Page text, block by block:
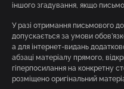
іншого згадування, якщо
У разі отримання письмового
допускається за умови
а для інтернет-видань
абзаці матеріалу прямого,
гіперпосилання на конкретну
розміщено оригінальний